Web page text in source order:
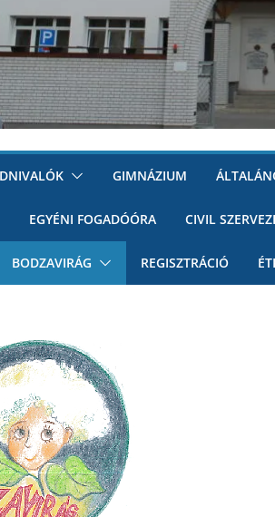
GIMNÁZIUM
EGYÉNI FOGADÓÓRA CIVIL
BODZAVIRÁG REGISZTRÁCIÓ